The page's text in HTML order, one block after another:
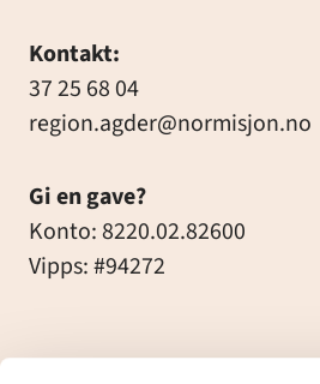
Kontakt:
37 25 68 04
region.agder@normisjon.no
Gi en gave?
Konto: 8220.02.82600
Vipps: #94272